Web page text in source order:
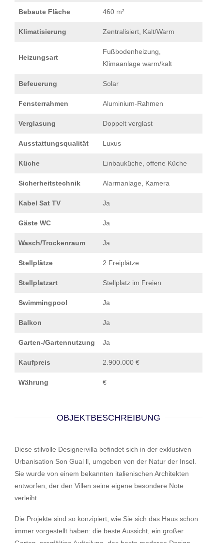
Bebaute Fläche 460 m²
Klimatisierung Zentralisiert, Kalt/Warm
Heizungsart
Fußbodenheizung,
Klimaanlage warm/kalt
Befeuerung Solar
Fensterrahmen Aluminium-Rahmen
Verglasung Doppelt verglast
Ausstattungsqualität Luxus
Küche Einbauküche, offene Küche
Sicherheitstechnik Alarmanlage, Kamera
Kabel Sat TV Ja
Gäste WC Ja
Wasch/Trockenraum Ja
Stellplätze 2 Freiplätze
Stellplatzart Stellplatz im Freien
Swimmingpool Ja
Balkon Ja
Garten-/Gartennutzung Ja
Kaufpreis 2.900.000 €
Währung €
OBJEKTBESCHREIBUNG
Diese stilvolle Designervilla befindet sich in der exklusiven
Urbanisation Son Gual ll, umgeben von der Natur der Insel.
Sie wurde von einem bekannten italienischen Architekten
entworfen, der den Villen seine eigene besondere Note
verleiht.
Die Projekte sind so konzipiert, wie Sie sich das Haus schon
immer vorgestellt haben: die beste Aussicht, ein großer